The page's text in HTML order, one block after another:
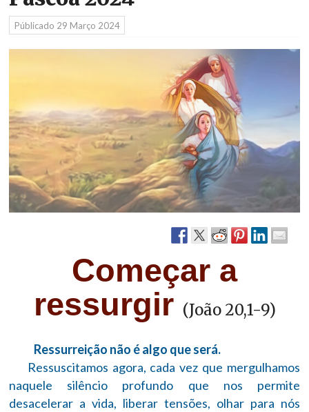
Recursos
Públicado 29 Março 2024
Começar a
ressurgir (João 20,1-9)
Ressurreição não é algo que será.
Ressuscitamos agora, cada vez que mergulhamos
naquele silêncio profundo que nos permite
desacelerar a vida, liberar tensões, olhar para nós